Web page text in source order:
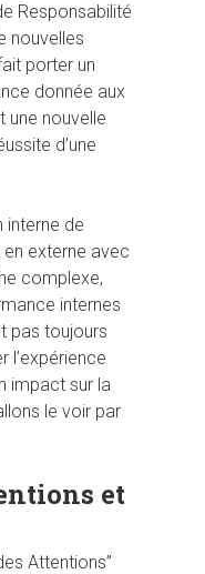
Responsabilité
nouvelles
porter un
donnée aux
une nouvelle
d’une
interne de
en externe avec
complexe,
internes
pas toujours
l’expérience
impact sur la
le voir par
et
Attentions”